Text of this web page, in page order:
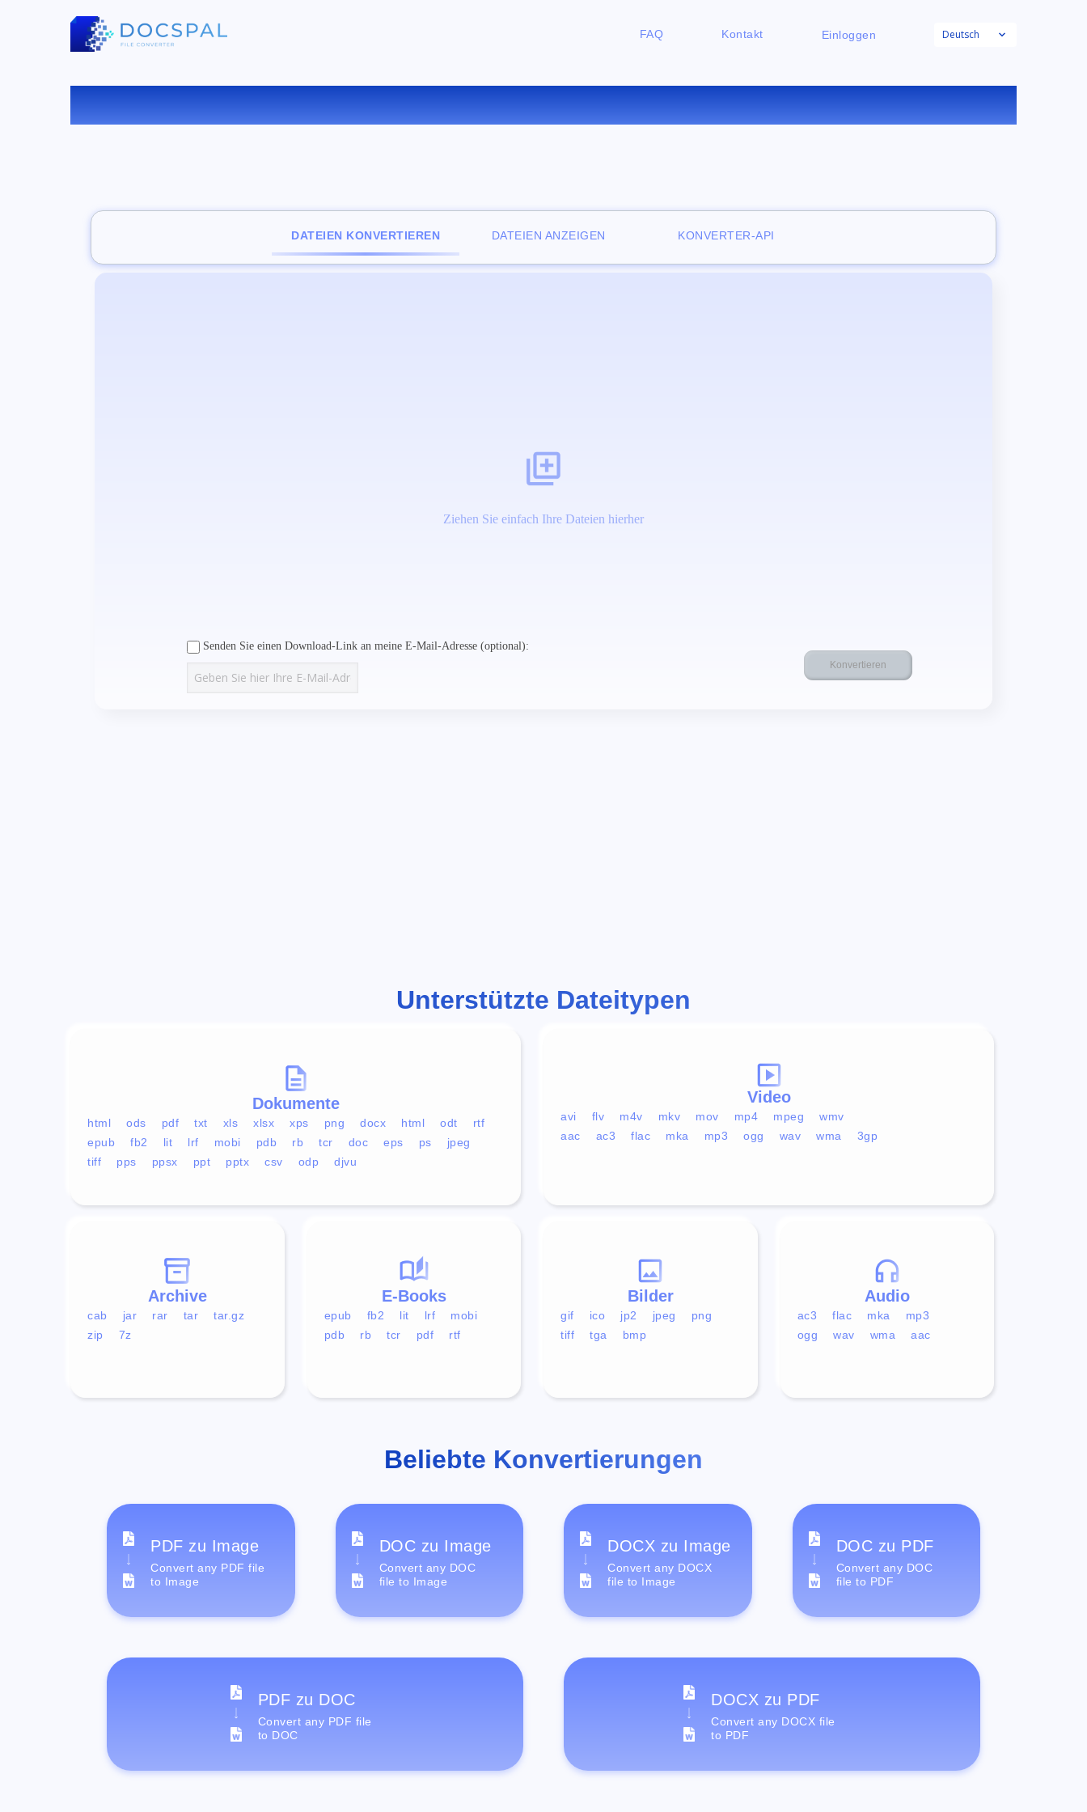
FAQ Kontakt Einloggen Deutsch
KONVERTIEREN SIE MKV ZU MP4 ONLINE
DATEIEN KONVERTIEREN DATEIEN ANZEIGEN KONVERTER-API
Ziehen Sie einfach Ihre Dateien hierher
Senden Sie einen Download-Link an meine E-Mail-Adresse (optional):
Unterstützte Dateitypen
Dokumente
html ods pdf txt xls xlsx xps png docx html odt
rtf
epub
fb2 lit lrf mobi pdb rb tcr doc eps ps
jpeg
tiff
pps ppsx ppt pptx csv odp djvu
Video
avi flv m4v mkv mov mp4 mpeg
wmv
aac
ac3 flac mka mp3 ogg wav wma 3gp
Audio
ac3 flac mka
mp3
ogg
wav wma aac
Bilder
gif ico jp2 jpeg
png
tiff
tga bmp
E-Books
epub fb2 lit lrf
mobi
pdb
rb tcr pdf rtf
Archive
cab jar rar tar
tar.gz
zip
7z
Beliebte Konvertierungen
PDF zu Image
Convert any PDF file
to Image
DOC zu Image
Convert any DOC
file to Image
DOCX zu Image
Convert any DOCX
file to Image
DOC zu PDF
Convert any DOC
file to PDF
PDF zu DOC
Convert any PDF file
to DOC
DOCX zu PDF
Convert any DOCX file
to PDF